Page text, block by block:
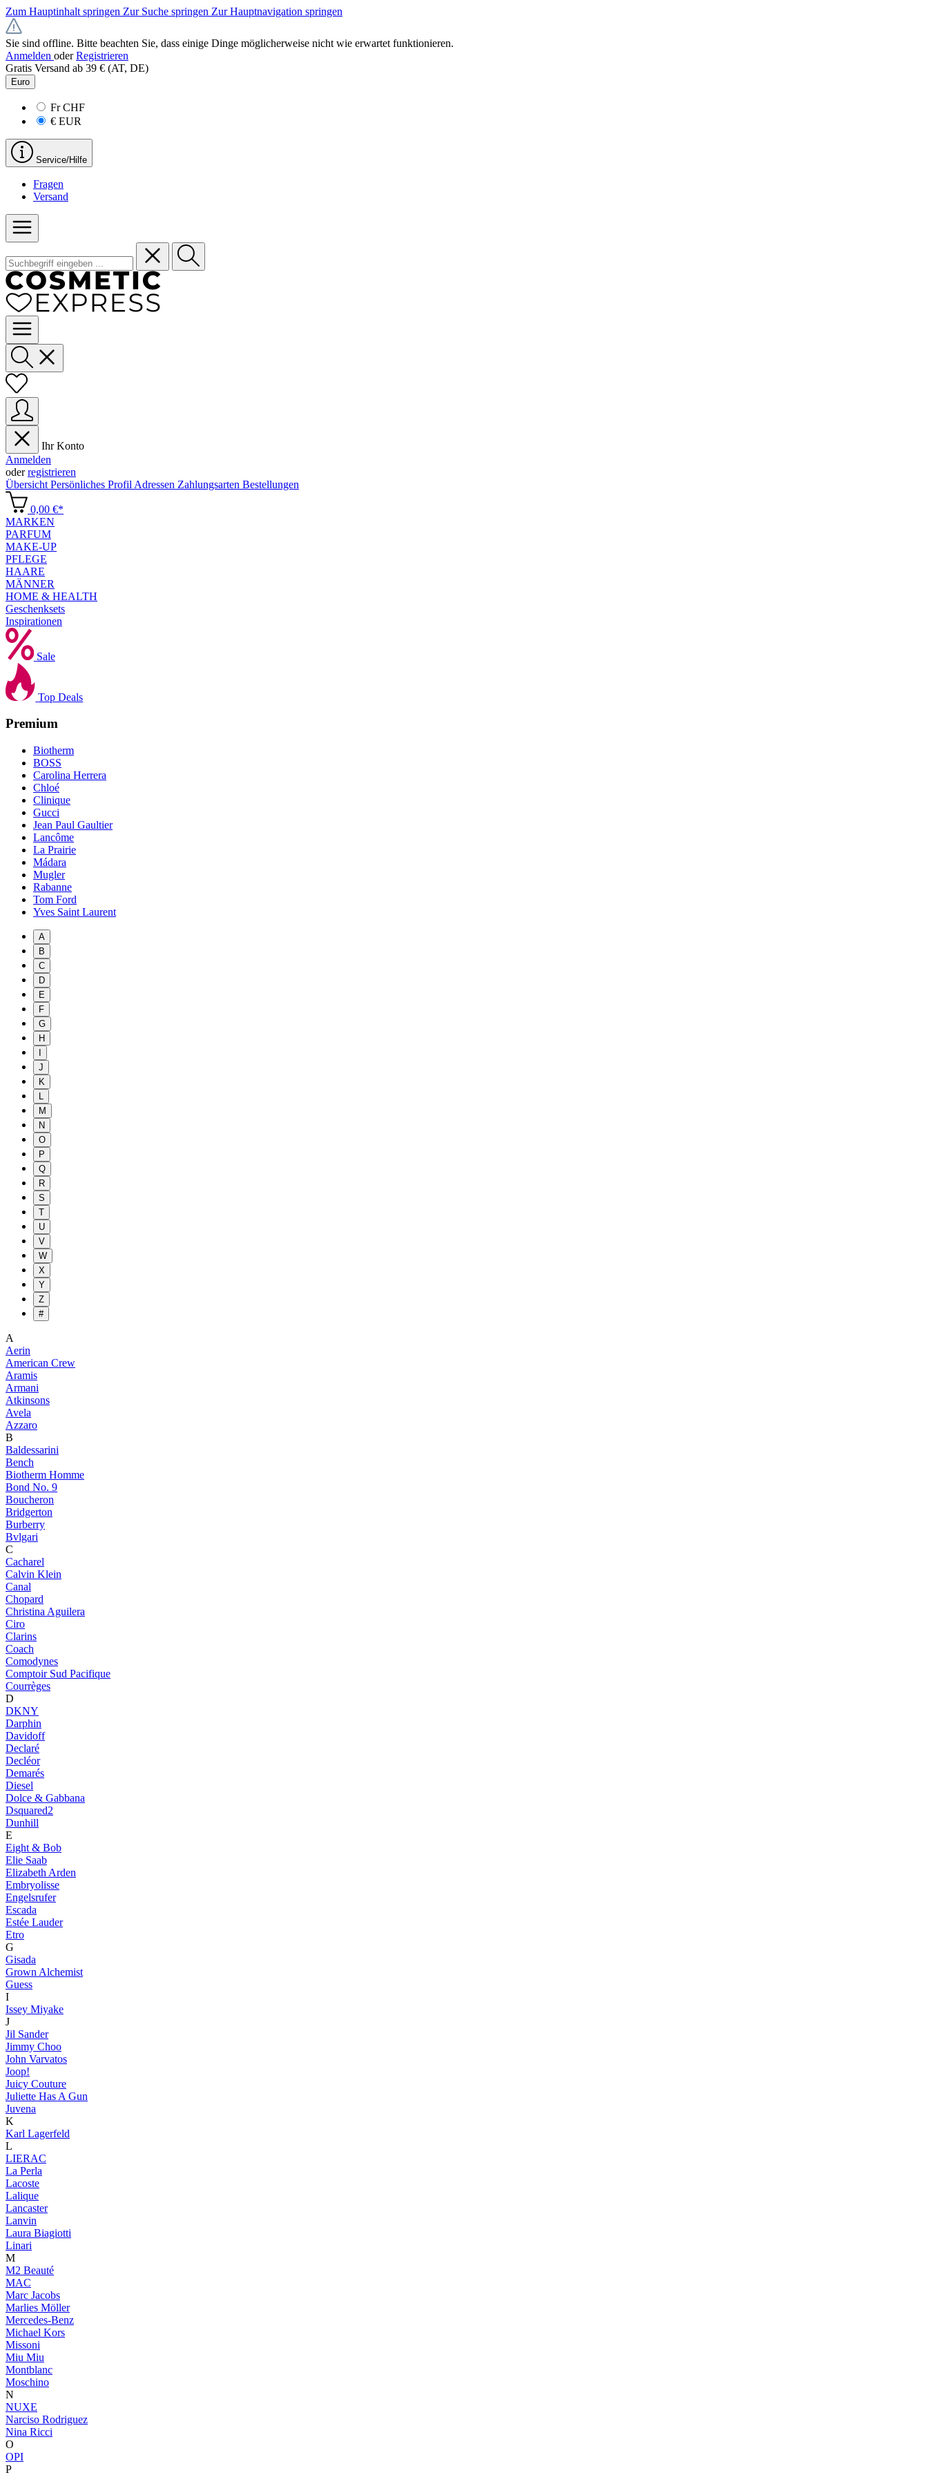
Zum Hauptinhalt springen Zur Suche springen Zur Hauptnavigation springen
Sie sind offline. Bitte beachten Sie, dass einige Dinge möglicherweise nicht wie erwartet funktionieren.
Anmelden oder Registrieren
Gratis Versand ab 39 € (AT, DE)
Euro
FrCHF
€ EUR
Service/Hilfe
Fragen
Versand
Ihr Konto
Anmelden
oderregistrieren
Übersicht Persönliches Profil Adressen Zahlungsarten Bestellungen
0,00 €*
MARKEN
PARFUM
MAKE-UP
PFLEGE
HAARE
MÄNNER
HOME & HEALTH
Geschenksets
Inspirationen
Sale
Top Deals
Premium
Biotherm
BOSS
Carolina Herrera
Chloé
Clinique
Gucci
Jean Paul Gaultier
Lancôme
La Prairie
Mádara
Mugler
Rabanne
Tom Ford
Yves Saint Laurent
A
B
C
D
E
F
G
H
J
K
L
M
N
O
P
Q
R
S
T
U
V
W
X
Y
Z
#
A
Aerin
American Crew
Aramis
Armani
Atkinsons
Avela
Azzaro
B
Baldessarini
Bench
Biotherm Homme
Bond No. 9
Boucheron
Bridgerton
Burberry
Bvlgari
C
Cacharel
Calvin Klein
Canal
Chopard
Christina Aguilera
Ciro
Clarins
Coach
Comodynes
Comptoir Sud Pacifique
Courrèges
D
DKNY
Darphin
Davidoff
Declaré
Decléor
Demarés
Diesel
Dolce & Gabbana
Dsquared2
Dunhill
E
Eight & Bob
Elie Saab
Elizabeth Arden
Embryolisse
Engelsrufer
Escada
Estée Lauder
Etro
G
Gisada
Grown Alchemist
Guess
I
Issey Miyake
J
Jil Sander
Jimmy Choo
John Varvatos
Joop!
Juicy Couture
Juliette Has A Gun
Juvena
K
Karl Lagerfeld
L
LIERAC
La Perla
Lacoste
Lalique
Lancaster
Lanvin
Laura Biagiotti
Linari
M
M2 Beauté
MAC
Marc Jacobs
Marlies Möller
Mercedes-Benz
Michael Kors
Missoni
Miu Miu
Montblanc
Moschino
N
NUXE
Narciso Rodriguez
Nina Ricci
O
OPI
P